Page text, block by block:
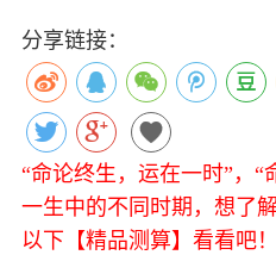
分享链接：
“命论终生，运在一时”，“
一生中的不同时期，想了
以下【精品测算】看看吧！